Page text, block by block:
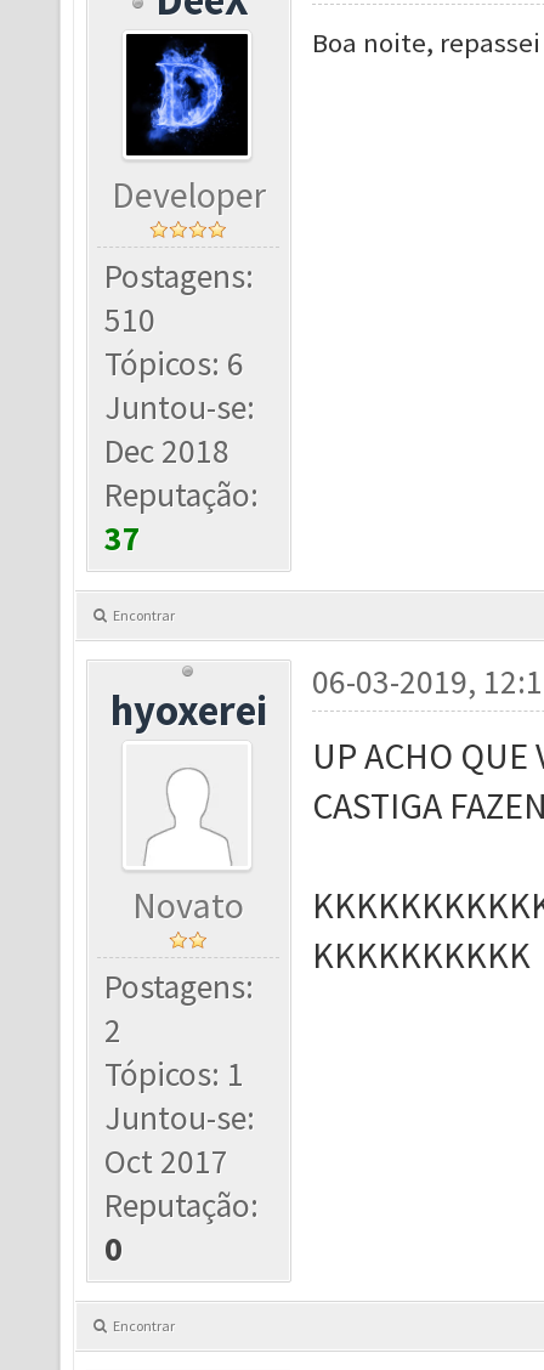
Developer
Postagens:
510
Tópicos: 6
Juntou-se:
Dec 2018
Reputação:
37
Boa noite,
Encontrar
hyoxerei
Novato
Postagens:
2
Tópicos: 1
Juntou-se:
Oct 2017
Reputação:
0
06-03-2019,
UP ACHO QUE
CASTIGA
KKKKKKKKKK
Encontrar